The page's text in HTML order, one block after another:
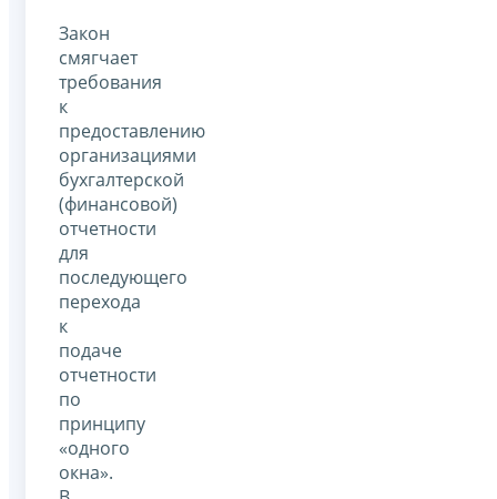
Закон
смягчает
требования
к
предоставлению
организациями
бухгалтерской
(финансовой)
отчетности
для
последующего
перехода
к
подаче
отчетности
по
принципу
«одного
окна».